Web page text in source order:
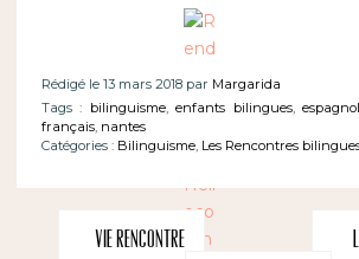
Rédigé le 13 mars 2018 par Margarida
Tags : bilinguisme,enfants bilingues,espagnol
français, nantes
Catégories : Bilinguisme, Les Rencontres
VIe Rencontre